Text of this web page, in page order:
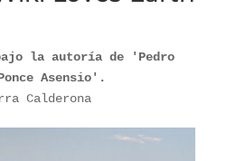
la autoría de 'Pedro
Asensio'.
Calderona